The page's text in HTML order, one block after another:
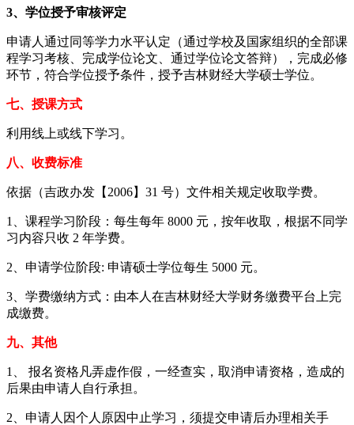
3、学位授予审核评定
申请人通过同等学力水平认定（通过学校及国家组织的全部课
程学习考核、完成学位论文、通过学位论文答辩），完成必修
环节，符合学位授予条件，授予吉林财经大学硕士学位。
七、授课方式
利用线上或线下学习。
八、收费标准
依据（吉政办发【2006】31 号）文件相关规定收取学费。
1、课程学习阶段：每生每年 8000 元，按年收取，根据不同学
习内容只收 2 年学费。
2、申请学位阶段: 申请硕士学位每生 5000 元。
3、学费缴纳方式：由本人在吉林财经大学财务缴费平台上完
成缴费。
九、其他
1、 报名资格凡弄虚作假，一经查实，取消申请资格，造成的
后果由申请人自行承担。
2、申请人因个人原因中止学习，须提交申请后办理相关手